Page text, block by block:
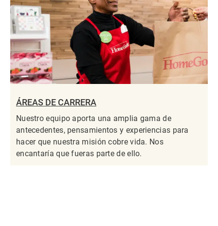
ÁREAS DE CARRERA
Nuestro equipo aporta una amplia gama de
antecedentes, pensamientos y experiencias para
hacer que nuestra misión cobre vida. Nos
encantaría que fueras parte de ello.